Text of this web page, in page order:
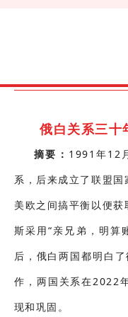
俄白关系三十
摘要： 1991年12
系，后来成立了联盟
美欧之间搞平衡以便
斯采用“亲兄弟，明算
后，俄白两国都明白
作，两国关系在2022
现和巩固。